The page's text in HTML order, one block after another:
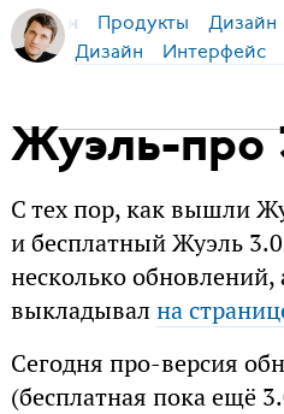
Бирман Продукты Дизайн
Дизайн Интерфейс
Жуэль-про
С тех пор, как вышли
и бесплатный Жуэль
несколько обновлений,
выкладывал на
Сегодня про-версия
(бесплатная пока ещё